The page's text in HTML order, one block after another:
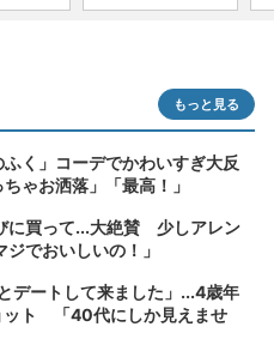
もっと見る
く」コーデでかわいすぎ大反
ゃお洒落」「最高！」
に買って...大絶賛 少しアレン
でおいしいの！」
デートして来ました」...4歳年
ット 「40代にしか見えませ